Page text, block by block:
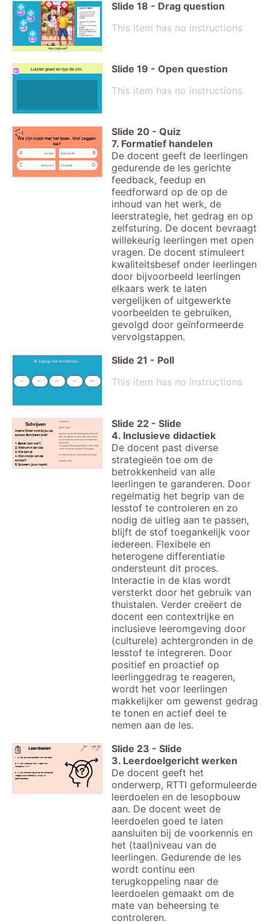
Wie zegt wat?
Slide 18 - Drag question
This item has no instructions
Luister goed en typ de zin. Slide 19 - Open question
This item has no instructions
We zijn klaar met het boek. Wat zeggen
we?
A Aardig! B
Belangrijk!
C Geboren! D
Eindelijk!
Slide 20 - Quiz
7. Formatief handelen
De docent geeft de leerlingen
gedurende de les gerichte
feedback, feedup en
feedforward op de op de
inhoud van het werk, de
leerstrategie, het gedrag en op
zelfsturing. De docent bevraagt
willekeurig leerlingen met open
vragen. De docent stimuleert
kwaliteitsbesef onder leerlingen
door bijvoorbeeld leerlingen
elkaars werk te laten
vergelijken of uitgewerkte
voorbeelden te gebruiken,
gevolgd door geïnformeerde
vervolgstappen.
Ik begrijp het hoofdstuk..
0 % 25% 50 % 75% 100%
Slide 21 - Poll
This item has no instructions
Hoera! Omar komt bij jou op
school. Schrijf een brief
1. Beste (aan wie?)
2. Welkom in de klas
3. Wie ben je
4. Wat vind je van de
school?
5. Groeten (jouw naam)
Voorbeeld:
Beste Omar,
Welkom op de ISK afdeling van Johan de
Witt, en welkom in klas VBK. Mijn naam
is Julia Douma en ik ben de mentor van
deze klas.
Ik vind de ISK een gezellige school, maar
soms is het wel erg druk in de gang.
Ik hoop dat jij de school ook leuk vindt.
Groeten Julia
Schrijven Slide 22 - Slide
4. Inclusieve didactiek
De docent past diverse
strategieën toe om de
betrokkenheid van alle
leerlingen te garanderen. Door
regelmatig het begrip van de
lesstof te controleren en zo
nodig de uitleg aan te passen,
blijft de stof toegankelijk voor
iedereen. Flexibele en
heterogene differentiatie
ondersteunt dit proces.
Interactie in de klas wordt
versterkt door het gebruik van
thuistalen. Verder creëert de
docent een contextrijke en
inclusieve leeromgeving door
(culturele) achtergronden in de
lesstof te integreren. Door
positief en proactief op
leerlinggedrag te reageren,
wordt het voor leerlingen
makkelijker om gewenst gedrag
te tonen en actief deel te
nemen aan de les.
Leerdoelen
1. Ik ken de kernwoorden van het boek.
2. Ik kan vertellen wat ik weet van
hoofdstuk 1/17
3. Ik kan mondeling en op de computer
vragen over hoofdstuk 18 en 19
beantwoorden.
Slide 23 - Slide
3. Leerdoelgericht werken
De docent geeft het
onderwerp, RTTI geformuleerde
leerdoelen en de lesopbouw
aan. De docent weet de
leerdoelen goed te laten
aansluiten bij de voorkennis en
het (taal)niveau van de
leerlingen. Gedurende de les
wordt continu een
terugkoppeling naar de
leerdoelen gemaakt om de
mate van beheersing te
controleren.